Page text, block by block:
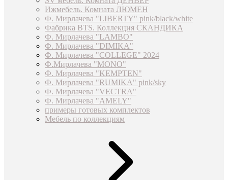
Ижмебель. Комната ЛЮМЕН
Ф. Мирлачева "LIBERTY" pink/black/white
Фабрика BTS. Коллекция СКАНДИКА
Ф. Мирлачева "LAMBO"
Ф. Мирлачева "DIMIKA"
Ф. Мирлачева "COLLEGE" 2024
Ф.Мирлачева "MONO"
Ф. Мирлачева "KEMPTEN"
Ф. Мирлачева "RUMIKA" pink/sky
Ф. Мирлачева "VECTRA"
Ф. Мирлачева "AMELY"
примеры готовых комплектов
Мебель по коллекциям